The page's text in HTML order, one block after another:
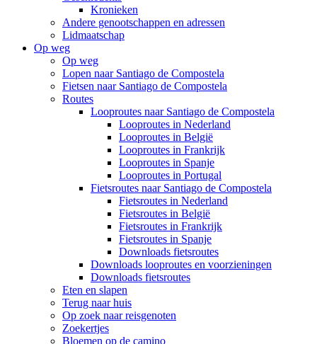
Kronieken
Andere genootschappen en adressen
Lidmaatschap
Op weg
Op weg
Lopen naar Santiago de Compostela
Fietsen naar Santiago de Compostela
Routes
Looproutes naar Santiago de Compostela
Looproutes in Nederland
Looproutes in België
Looproutes in Frankrijk
Looproutes in Spanje
Looproutes in Portugal
Fietsroutes naar Santiago de Compostela
Fietsroutes in Nederland
Fietsroutes in België
Fietsroutes in Frankrijk
Fietsroutes in Spanje
Downloads fietsroutes
Downloads looproutes en voorzieningen
Downloads fietsroutes
Eten en slapen
Terug naar huis
Op zoek naar reisgenoten
Zoekertjes
Bloemen op de camino